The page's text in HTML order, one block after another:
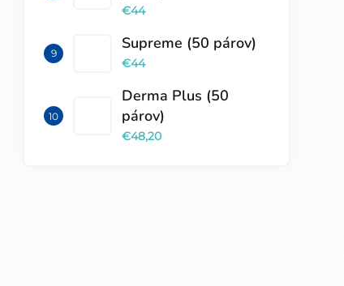
€44
Supreme (50 párov)
€44
Derma Plus (50
párov)
€48,20